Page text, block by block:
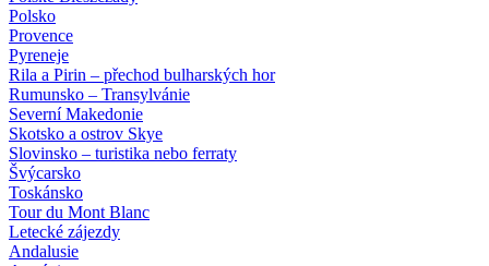
Polsko
Provence
Pyreneje
Rila a Pirin – přechod bulharských hor
Rumunsko – Transylvánie
Severní Makedonie
Skotsko a ostrov Skye
Slovinsko – turistika nebo ferraty
Švýcarsko
Toskánsko
Tour du Mont Blanc
Letecké zájezdy
Andalusie